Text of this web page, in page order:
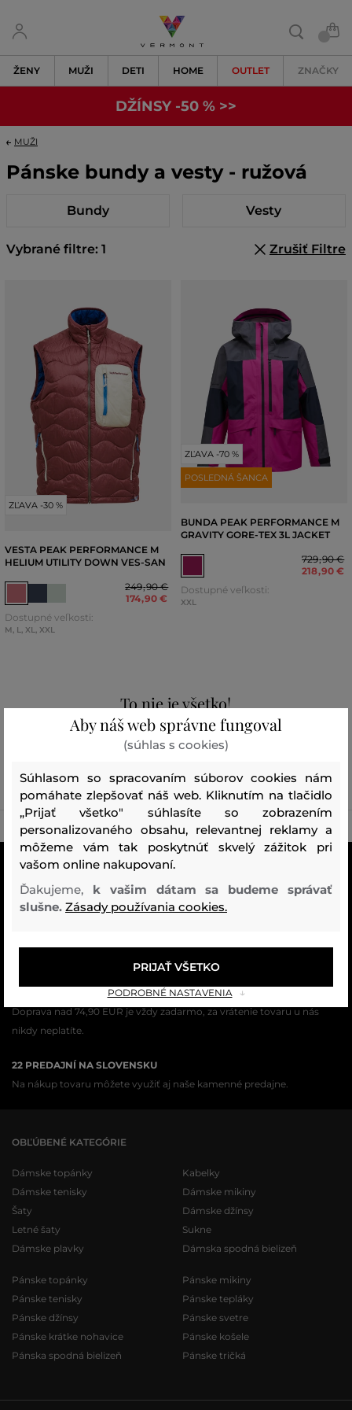
ŽENY MUŽI DETI HOME OUTLET ZNAČKY
DŽÍNSY -50 % >>
MUŽI
Pánske bundy a vesty - ružová
Bundy Vesty
Vybrané filtre: 1 Zrušiť Filtre
ZĽAVA -30 %
VESTA PEAK PERFORMANCE M
HELIUM UTILITY DOWN VES-SAN
249,90 €
174,90 €
Dostupné veľkosti:
M, L, XL, XXL
ZĽAVA -70 %
POSLEDNÁ ŠANCA
BUNDA PEAK PERFORMANCE M
GRAVITY GORE-TEX 3L JACKET
729,90 €
218,90 €
Dostupné veľkosti:
XXL
To nie je všetko!
Prezrite si všetky Pánske bundy a vesty (444)
VŠETKO SKLADOM
Všetok tovar v e-shope máme na sklade.
DOPRAVA A VRÁTENIE ZADARMO
Doprava nad 74,90 EUR je vždy zadarmo, za vrátenie tovaru u nás
nikdy neplatíte.
22 PREDAJNÍ NA SLOVENSKU
Na nákup tovaru môžete využiť aj naše kamenné predajne.
OBĽÚBENÉ KATEGÓRIE
Dámske topánky
Dámske tenisky
Šaty
Letné šaty
Dámske plavky
Kabelky
Dámske mikiny
Dámske džínsy
Sukne
Dámska spodná bielizeň
Pánske topánky
Pánske tenisky
Pánske džínsy
Pánske krátke nohavice
Pánska spodná bielizeň
Pánske mikiny
Pánske tepláky
Pánske svetre
Pánske košele
Pánske tričká
Aby náš web správne fungoval
(súhlas s cookies)
Súhlasom so spracovaním súborov cookies nám
pomáhate zlepšovať náš web. Kliknutím na tlačidlo
„Prijať všetko" súhlasíte so zobrazením
personalizovaného obsahu, relevantnej reklamy a
môžeme vám tak poskytnúť skvelý zážitok pri
vašom online nakupovaní.
Ďakujeme, k vašim dátam sa budeme správať
slušne. Zásady používania cookies.
PODROBNÉ NASTAVENIA
PRIJAŤ VŠETKO